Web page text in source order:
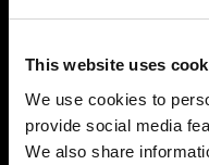
This website uses
We use cookies to
provide social media
We also share